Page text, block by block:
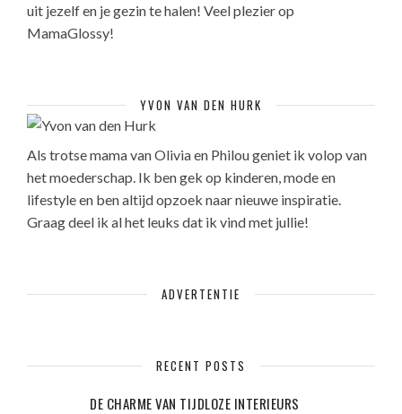
uit jezelf en je gezin te halen! Veel plezier op
MamaGlossy!
YVON VAN DEN HURK
Als trotse mama van Olivia en Philou geniet ik volop van
het moederschap. Ik ben gek op kinderen, mode en
lifestyle en ben altijd opzoek naar nieuwe inspiratie.
Graag deel ik al het leuks dat ik vind met jullie!
ADVERTENTIE
RECENT POSTS
DE CHARME VAN TIJDLOZE INTERIEURS